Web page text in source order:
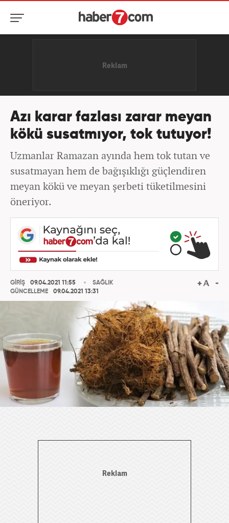
Azı karar fazlası zarar meyan
kökü susatmıyor, tok tutuyor!
Uzmanlar Ramazan ayında hem tok tutan ve
susatmayan hem de bağışıklığı güçlendiren
meyan kökü ve meyan şerbeti tüketilmesini
öneriyor.
GİRİŞ
09.04.2021 11:55
GÜNCELLEME
09.04.2021 13:31
SAĞLIK